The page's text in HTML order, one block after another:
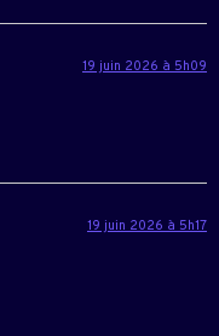
19 juin 2026 à 5h09
19 juin 2026 à 5h17